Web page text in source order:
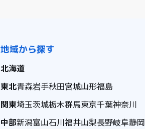
地域から探す
北海道
東北青森岩手秋田宮城山形福島
関東埼玉茨城栃木群馬東京千葉神奈川
中部新潟富山石川福井山梨長野岐阜静岡